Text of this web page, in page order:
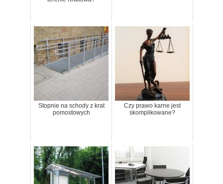
Stopnie na schody z krat
pomostowych
Czy prawo karne jest
skomplikowane?